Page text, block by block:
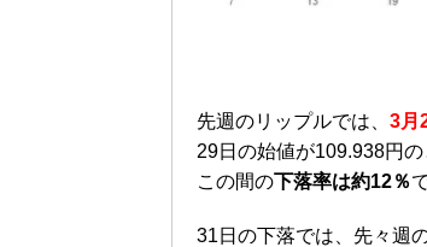
先週のリップルでは、 3月
29日の始値が109.938円
この間の下落率は約12％
31日の下落では、先々週